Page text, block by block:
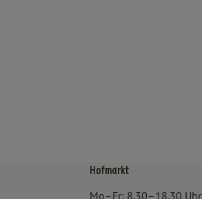
Hofmarkt
Mo–Fr: 8.30–18.30 Uhr